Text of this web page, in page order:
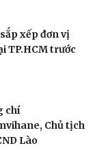
xếp đơn vị
TP.HCM trước
chí
Chủ tịch
Lào